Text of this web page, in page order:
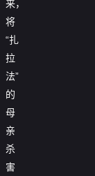
来，
将
“扎
拉
法”
的
母
亲
杀
害